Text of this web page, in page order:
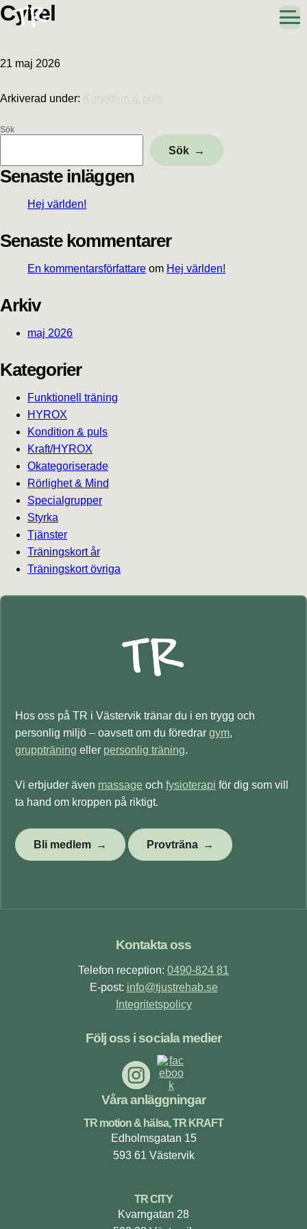
Hoppa
till
huvudnavigering
Hoppa
till
huvudinnehåll
Hoppa
till
det
Hoppa
till
sidfot
Cykel
21 maj 2026
Arkiverad under: Kondition & puls
Primärt
Sök
Sök
Senaste inläggen
Hej världen!
Senaste kommentarer
En kommentarsförfattare om Hej världen!
Arkiv
maj 2026
Kategorier
Funktionell träning
HYROX
Kondition & puls
Kraft/HYROX
Okategoriserade
Rörlighet & Mind
Specialgrupper
Styrka
Tjänster
Träningskort år
Träningskort övriga
Hos oss på TR i Västervik tränar du i en trygg och
personlig miljö – oavsett om du föredrar gym,
gruppträning eller personlig träning.
Vi erbjuder även massage och fysioterapi för dig som vill
ta hand om kroppen på riktigt.
Bli medlem Provträna
Footer
Kontakta oss
Telefon reception: 0490-824 81
E-post: info@tjustrehab.se
Integritetspolicy
Följ oss i sociala medier
Våra anläggningar
TR motion & hälsa, TR KRAFT
Edholmsgatan 15
593 61 Västervik
TR CITY
Kvarngatan 28